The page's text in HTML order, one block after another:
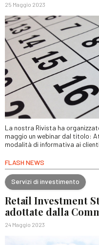
25 Maggio 2023
La nostra Rivista ha
maggio un webinar dal titolo:
modalità di informativa ai
FLASH NEWS
Servizi di investimento
Retail Investment
adottate dalla
24 Maggio 2023